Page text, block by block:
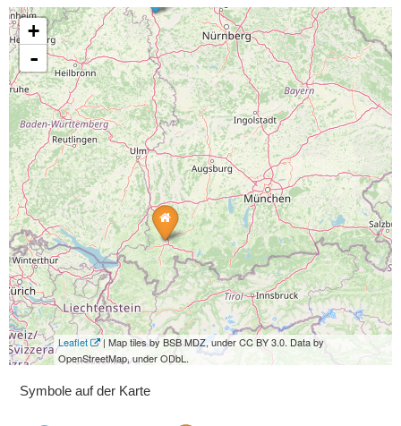
+
-
Leaflet
| Map tiles by BSB MDZ, under CC BY 3.0. Data by
OpenStreetMap, under ODbL.
Symbole auf der Karte